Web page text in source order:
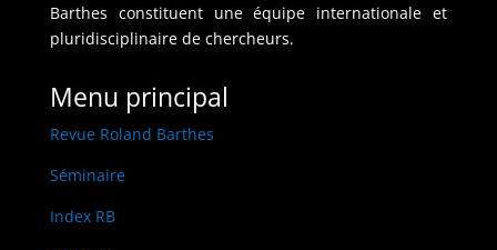
Barthes constituent une équipe internationale et
pluridisciplinaire de chercheurs.
Menu principal
Revue Roland Barthes
Séminaire
Index RB